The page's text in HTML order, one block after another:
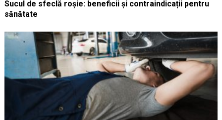
Sucul de sfeclă roșie: beneficii și contraindicații pentru
sănătate